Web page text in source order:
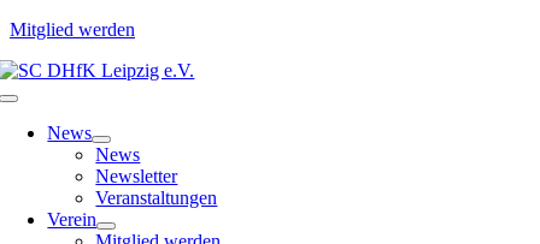
Mitglied werden
Zum
Inhalt
Toggle
NavigationNews
News
Newsletter
Veranstaltungen
Verein